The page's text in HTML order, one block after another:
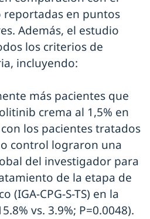
en puntos
Además, el estudio
los criterios de
incluyendo:
más pacientes que
crema al 1,5% en
los pacientes tratados
control lograron una
del investigador para
de la etapa de
(IGA-CPG-S-TS) en la
vs. 3.9%; P=0.0048).